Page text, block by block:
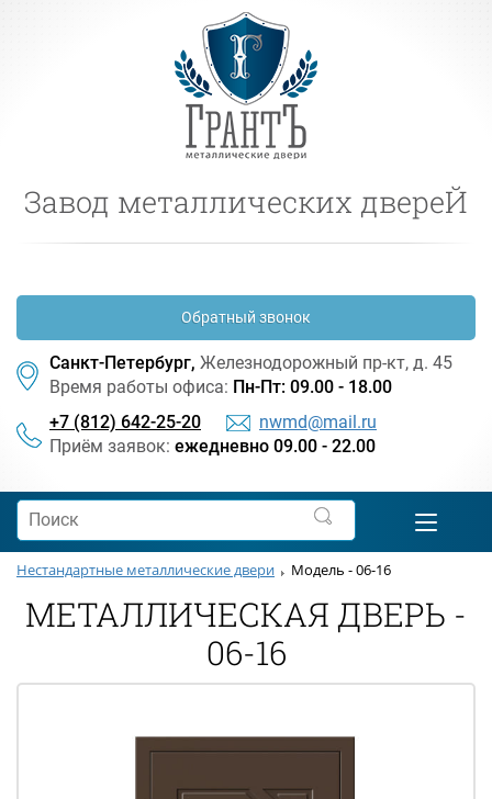
Завод металлических двереЙ
Обратный звонок
Санкт-Петербург, Железнодорожный пр-кт, д. 45
Время работы офиса: Пн-Пт: 09.00 - 18.00
+7 (812) 642-25-20
nwmd@mail.ru
Приём заявок: ежедневно 09.00 - 22.00
Нестандартные металлические двери Модель - 06-16
МЕТАЛЛИЧЕСКАЯ ДВЕРЬ -
06-16